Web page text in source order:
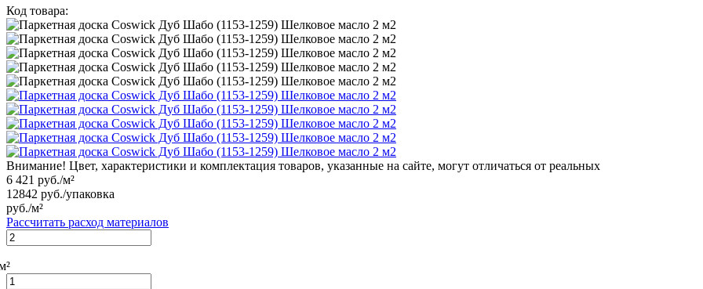
Код товара:
Внимание! Цвет, характеристики и комплектация товаров, указанные на сайте, могут отличаться от реальных
6 421 руб./м²
12842 руб./упаковка
руб./м²
Рассчитать расход материалов